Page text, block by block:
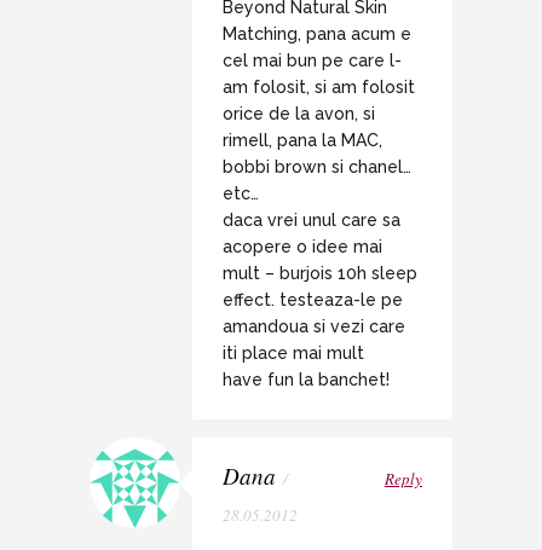
Beyond Natural Skin
Matching, pana acum e
cel mai bun pe care l-
am folosit, si am folosit
orice de la avon, si
rimell, pana la MAC,
bobbi brown si chanel…
etc…
daca vrei unul care sa
acopere o idee mai
mult – burjois 10h sleep
effect. testeaza-le pe
amandoua si vezi care
iti place mai mult
have fun la banchet!
Dana /
28.05.2012
Reply